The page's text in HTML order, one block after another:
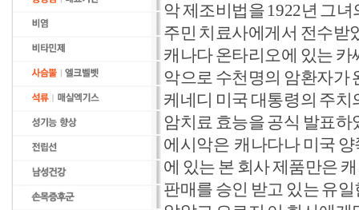
악 제조비법을 1922년 그
주민 치료사에게서 전수받
캐나다 온타리오에 있는 카
악으로 수천명의 암환자가
케네디 미국 대통령의 주
암치료 효능을 공식 발표하
에시악은 캐나다나 미국
에 있는 본 회사 제품만은
판매를 승인 받고 있는 유